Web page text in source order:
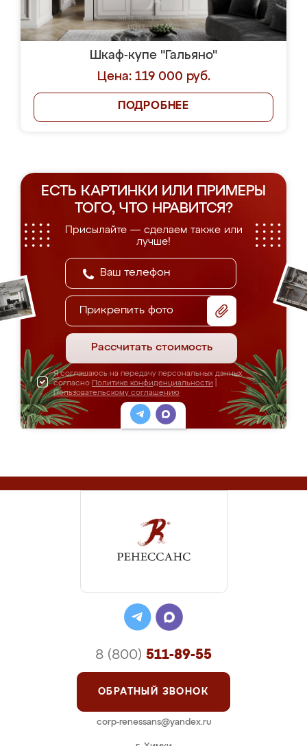
Шкаф-купе "Гальяно"
Цена: 119 000 руб.
ПОДРОБНЕЕ
ЕСТЬ КАРТИНКИ ИЛИ ПРИМЕРЫ
ТОГО, ЧТО НРАВИТСЯ?
Присылайте — сделаем также или
лучше!
Прикрепить фото
Рассчитать стоимость
Я соглашаюсь на передачу персональных данных
согласно Политике конфиденциальности
Пользовательскому соглашению
8 (800) 511-89-55
ОБРАТНЫЙ ЗВОНОК
corp-renessans@yandex.ru